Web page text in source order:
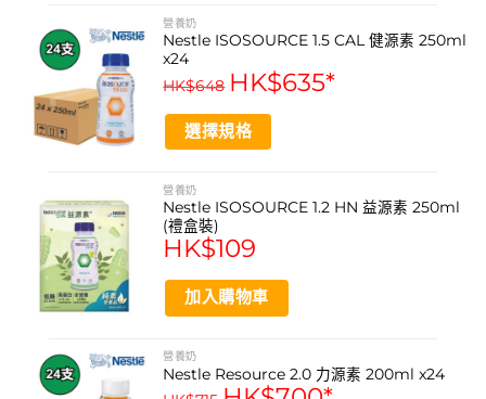
含中鏈三酸甘油酯，易於吸收轉化能量
即飲設計，方便攜帶及食用
粟米湯風味，口感順滑易入口
產品功能
適用於需要增加能量攝入的場合
適合作為餐間點心或營養加餐
協助維持日常活動所需營養
產品規格
chosen
on
the
page
product
has
multiple
variants.
options
may
chosen
on
the
page
營養奶
Nestle ISOSOURCE 1.5 CAL 健源素 250ml
x24
HK$648 HK$635*
選擇規格
product
has
multiple
variants.
options
may
chosen
營養奶
Nestle ISOSOURCE 1.2 HN 益源素 250ml
(禮盒裝)
HK$109
加入購物車
營養奶
Nestle Resource 2.0 力源素 200ml x24